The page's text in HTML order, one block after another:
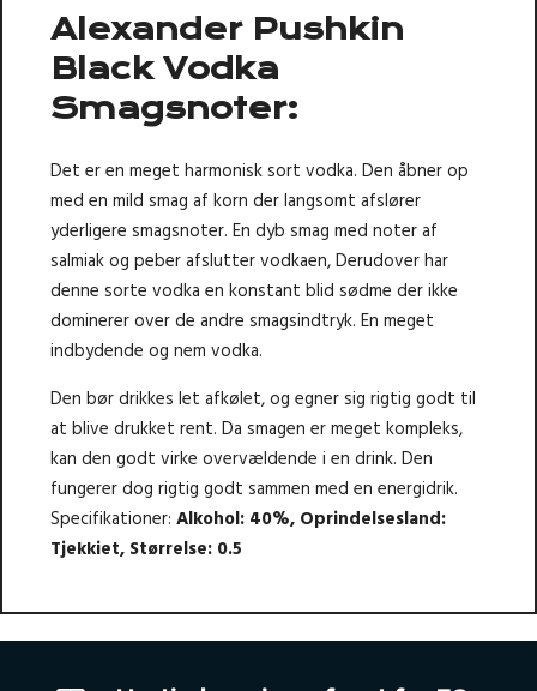
Alexander Pushkin
Black Vodka
Smagsnoter:
Det er en meget harmonisk sort vodka. Den åbner op
med en mild smag af korn der langsomt afslører
yderligere smagsnoter. En dyb smag med noter af
salmiak og peber afslutter vodkaen, Derudover har
denne sorte vodka en konstant blid sødme der ikke
dominerer over de andre smagsindtryk. En meget
indbydende og nem vodka.
Den bør drikkes let afkølet, og egner sig rigtig godt til
at blive drukket rent. Da smagen er meget kompleks,
kan den godt virke overvældende i en drink. Den
fungerer dog rigtig godt sammen med en energidrik.
Specifikationer: Alkohol: 40%, Oprindelsesland:
Tjekkiet, Størrelse: 0.5